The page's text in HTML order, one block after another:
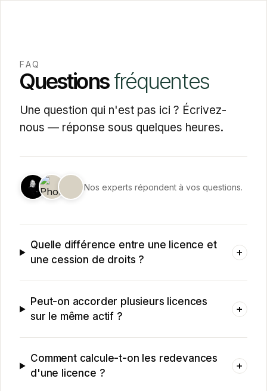
FAQ
Questionsfréquentes
Une question qui n'est pas ici ? Écrivez-
nous — réponse sous quelques heures.
Nos experts répondent à vos questions.
Quelle différence entre une licence et
une cession de droits ?
+
Peut-on accorder plusieurs licences
sur le même actif ?
+
Comment calcule-t-on les redevances
d'une licence ?
+